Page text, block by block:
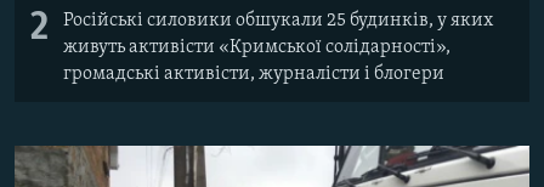
2
Російські силовики обшукали 25 будинків, у яких
живуть активісти «Кримської солідарності»,
громадські активісти, журналісти і блогери